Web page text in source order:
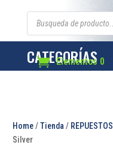
Búsqueda
Elementos 0
CATEGORÍAS
Home/Tienda / REPUESTOS
Silver